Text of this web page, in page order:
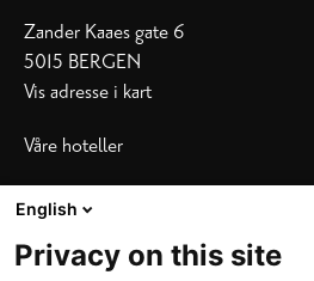
Zander Kaaes gate 6
5015 BERGEN
Vis adresse i kart
Våre hoteller
Bergen Børs
Skostredet
English
Privacy on this site